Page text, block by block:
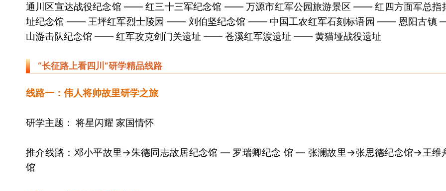
通川区宣达战役纪念馆 —— 红三十三军纪念馆 —— 万源市红军公园旅游景区 —— 红四方面军总指
址纪念馆 —— 王坪红军烈士陵园 —— 刘伯坚纪念馆 —— 中国工农红军石刻标语园 —— 恩阳古镇
山游击队纪念馆 —— 红军攻克剑门关遗址 —— 苍溪红军渡遗址 —— 黄猫垭战役遗址
“长征路上看四川”研学精品线路
线路一：伟人将帅故里研学之旅
研学主题： 将星闪耀 家国情怀
推介线路：邓小平故里→朱德同志故居纪念馆 — 罗瑞卿纪念 馆 — 张澜故里→张思德纪念馆→王维
馆